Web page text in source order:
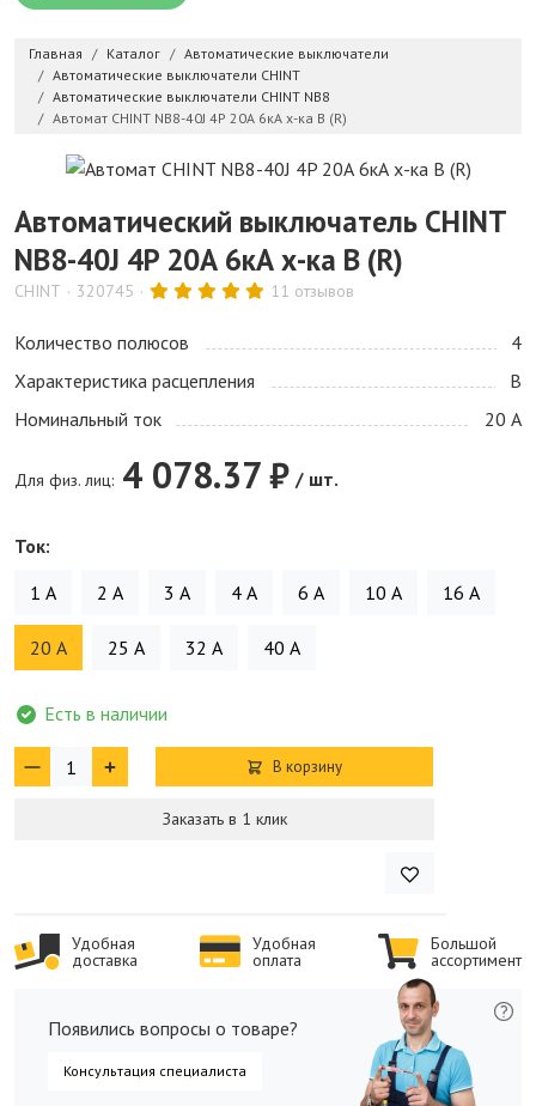
Главная Каталог
Автоматические выключатели
Автоматические выключатели CHINT
Автоматические выключатели CHINT NB8
Автомат CHINT NB8-40J 4P 20А 6кА х-ка B (R)
Автоматический выключатель CHINT
NB8-40J 4P 20А 6кА х-ка B (R)
CHINT 320745 11 отзывов
Количество полюсов
4
Характеристика расцепления
B
Номинальный ток
20 А
Для физ. лиц: 4 078.37 ₽ / шт.
Ток:
1 А
2 А 3 А 4 А 6 А 10 А 16 А
20 А 25 А 32 А 40 А
Есть в наличии
В корзину
Заказать в 1 клик
Удобная
доставка
Удобная
оплата
Большой
ассортимент
Появились вопросы о товаре?
Консультация специалиста